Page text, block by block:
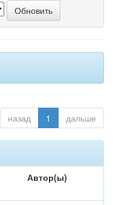
назад 1 дальше
Автор(ы)